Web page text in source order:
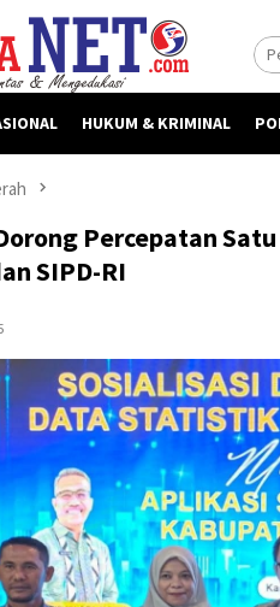
HUKUM & KRIMINAL
Percepatan
SIPD-RI